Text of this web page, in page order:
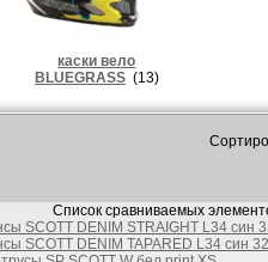
каски вело
BLUEGRASS (13)
Список сравниваемых
SCOTT DENIM STRAIGHT L34 син
SCOTT DENIM TAPARED L34 син 32